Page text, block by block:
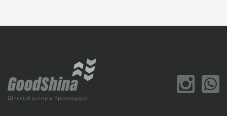
Шинный центр в Краснодаре